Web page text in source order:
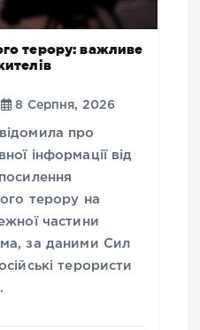
терору: важливе
8 Серпня, 2026
про
інформації від
терору на
частини
за даними Сил
терористи